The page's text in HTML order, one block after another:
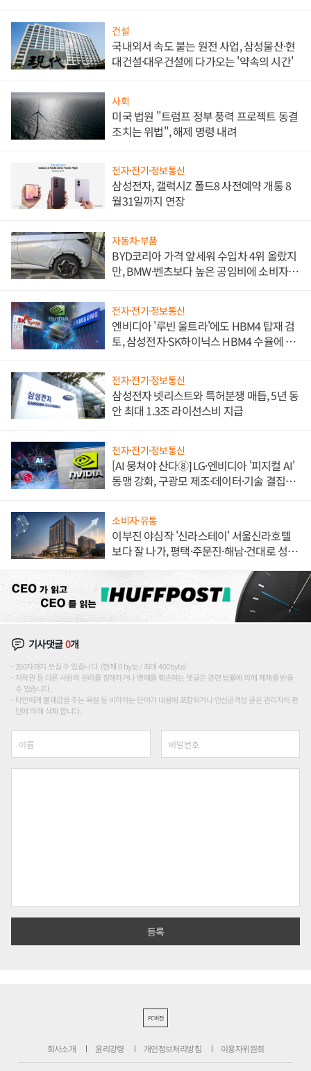
건설
국내외서 속도 붙는 원전 사업, 삼성물산·현
대건설·대우건설에 다가오는 '약속의 시간'
사회
미국 법원 "트럼프 정부 풍력 프로젝트 동결
조치는 위법", 해제 명령 내려
전자·전기·정보통신
삼성전자, 갤럭시Z 폴드8 사전예약 개통 8
월31일까지 연장
자동차·부품
BYD코리아 가격 앞세워 수입차 4위 올랐지
만, BMW·벤츠보다 높은 공임비에 소비자
전자·전기·정보통신
엔비디아 '루빈 울트라'에도 HBM4 탑재 검
토, 삼성전자·SK하이닉스 HBM4 수율에 주
전자·전기·정보통신
삼성전자 넷리스트와 특허분쟁 매듭, 5년 동
안 최대 1.3조 라이선스비 지급
전자·전기·정보통신
[AI 뭉쳐야 산다⑧] LG·엔비디아 '피지컬 AI'
동맹 강화, 구광모 제조·데이터·기술 결집
소비자·유통
이부진 야심작 '신라스테이' 서울신라호텔
보다 잘 나가, 평택·주문진·해남·건대로 성
기사댓글0개
200자까지 쓰실 수 있습니다. (현재 0 byte / 최대 400byte)
저작권 등 다른 사람의 권리를 침해하거나 명예를 훼손하는 댓글은 관련 법률에 의해 제재를 받을
수 있습니다.
타인에게 불쾌감을 주는 욕설 등 비하하는 단어가 내용에 포함되거나 인신공격성 글은 관리자의 판
단에 의해 삭제 합니다.
PC버전
회사소개 윤리강령 개인정보처리방침 이용자위원회